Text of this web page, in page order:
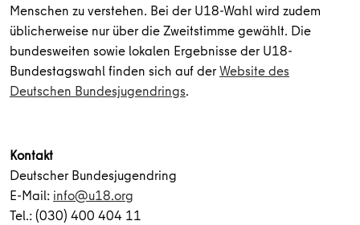
Menschen zu verstehen. Bei der U18-Wahl wird zudem
üblicherweise nur über die Zweitstimme gewählt. Die
bundesweiten sowie lokalen Ergebnisse der U18-
Bundestagswahl finden sich auf derWebsite des
Deutschen Bundesjugendrings.
Kontakt
Deutscher Bundesjugendring
E-Mail: info@u18.org
Tel.: (030) 400 404 11